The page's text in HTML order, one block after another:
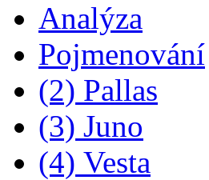
Analýza
Pojmenování
(2) Pallas
(3) Juno
(4) Vesta